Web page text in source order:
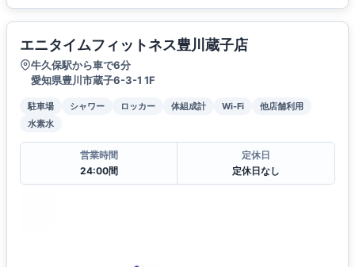
エニタイムフィットネス豊川蔵子店
牛久保駅から車で6分
愛知県豊川市蔵子6-3-1 1F
駐車場 シャワー ロッカー 体組成計 Wi-Fi
他店舗利用
水素水
営業時間
24:00間
定休日
定休日なし